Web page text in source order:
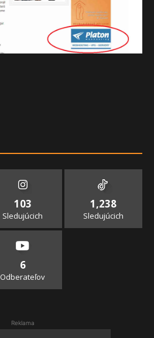
103
Sledujúcich
1,238
Sledujúcich
6
Odberateľov
Reklama